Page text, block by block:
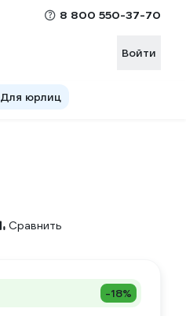
8 800 550-37-70
Войти
Для юрлиц
Сравнить
-18%